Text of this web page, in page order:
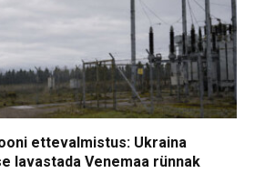
ettevalmistus: Ukraina
lavastada Venemaa rünnak